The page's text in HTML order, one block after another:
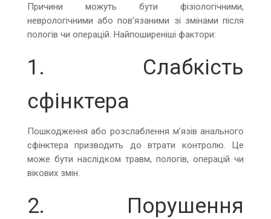
Причини можуть бути фізіологічними,
неврологічними або пов’язаними зі змінами після
пологів чи операцій. Найпоширеніші фактори:
1. Слабкість
сфінктера
Пошкодження або розслаблення м’язів анального
сфінктера призводить до втрати контролю. Це
може бути наслідком травм, пологів, операцій чи
вікових змін.
2. Порушення